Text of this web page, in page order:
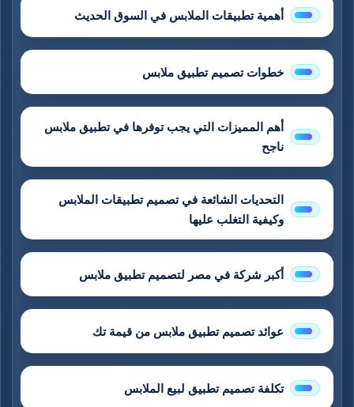
أهمية تطبيقات الملابس في السوق الحديث
خطوات تصميم تطبيق ملابس
أهم المميزات التي يجب توفرها في تطبيق ملابس
ناجح
التحديات الشائعة في تصميم تطبيقات الملابس
وكيفية التغلب عليها
أكبر شركة في مصر لتصميم تطبيق ملابس
عوائد تصميم تطبيق ملابس من قيمة تك
تكلفة تصميم تطبيق لبيع الملابس